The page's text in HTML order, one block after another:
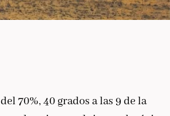
70%, 40 grados a las 9 de la